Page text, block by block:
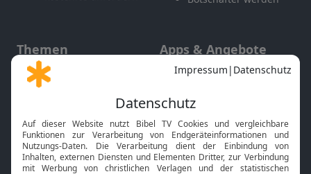
Themen
Gott und Bibel erklärt
Neuigkeiten
Apps & Angebote
Mobile App
Smart TV
HbbTV
Bibelthek Online-Bibel